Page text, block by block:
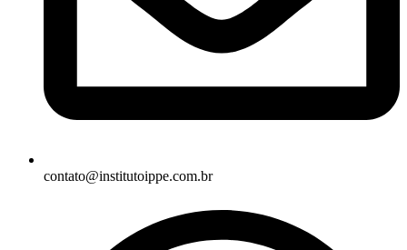
contato@institutoippe.com.br